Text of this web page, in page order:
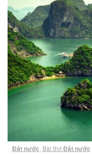
Đất nước Bài thơĐất nước